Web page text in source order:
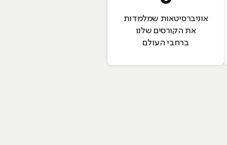
אוניברסיטאות שמלמדות
את הקורסים שלנו
ברחבי העולם